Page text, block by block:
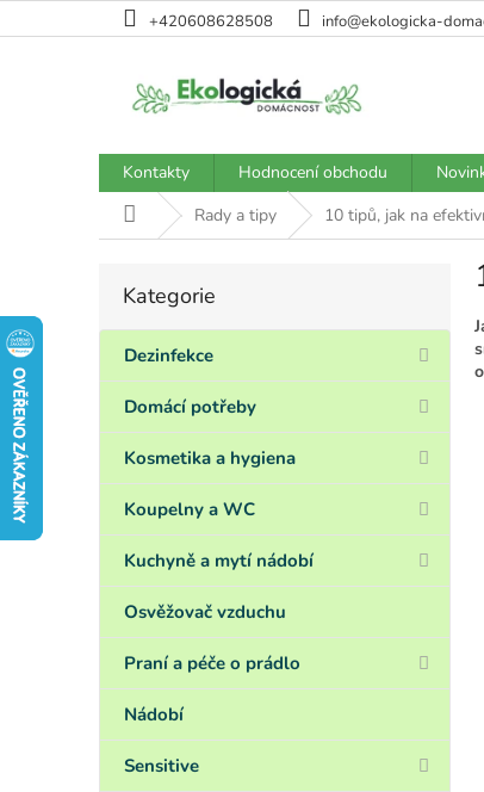
na
+420608628508 info@ekologicka-
Kontakty Hodnocení obchodu
Domů Rady a tipy 10 tipů, jak na
s
r
n
í
a
e
Přeskočit
Kategorie
Dezinfekce
Domácí potřeby
Kosmetika a hygiena
Koupelny a WC
Kuchyně a mytí nádobí
Osvěžovač vzduchu
Praní a péče o prádlo
Nádobí
Sensitive